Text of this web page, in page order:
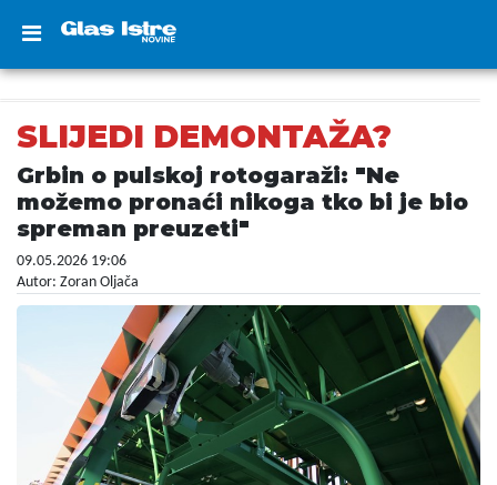
SLIJEDI DEMONTAŽA?
Grbin o pulskoj rotogaraži: "Ne
možemo pronaći nikoga tko bi je bio
spreman preuzeti"
09.05.2026 19:06
Autor: Zoran Oljača